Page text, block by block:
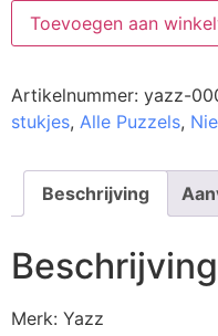
Toevoegen aan
Artikelnummer: yazz-
stukjes, Alle Puzzels,
Beschrijving
Beschrijving
Merk: Yazz